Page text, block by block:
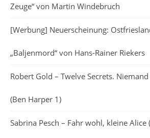
Zeuge“ von Martin Windebruch
[Werbung] Neuerscheinung:
„Baljenmord“ von Hans-Rainer Riekers
Robert Gold – Twelve Secrets.
(Ben Harper 1)
Sabrina Pesch – Fahr wohl, kleine Alice